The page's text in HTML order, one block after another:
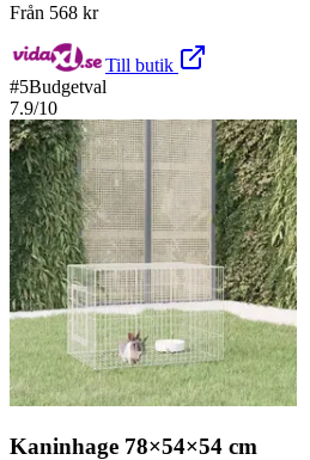
Från 568 kr
Till butik
#5Budgetval
7.9/10
Kaninhage 78×54×54 cm